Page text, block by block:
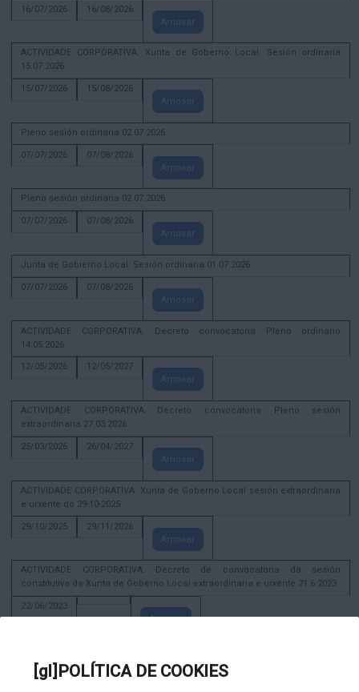
[gl]POLÍTICA DE COOKIES
16/07/2026
16/08/2026
Amosar
ACTIVIDADE CORPORATIVA. Xunta de Goberno Local. Sesión ordinaria
15.07.2026
15/07/2026
15/08/2026
Amosar
Pleno sesión ordinaria 02.07.2026
07/07/2026
07/08/2026
Amosar
Pleno sesión ordinaria 02.07.2026
07/07/2026
07/08/2026
Amosar
Junta de Gobierno Local. Sesión ordinaria 01.07.2026
07/07/2026
07/08/2026
Amosar
ACTIVIDADE CORPORATIVA. Decreto convocatoria Pleno ordinario
14.05.2026
12/05/2026
12/05/2027
Amosar
ACTIVIDADE CORPORATIVA Decreto convocatoria Pleno sesión
extraordinaria 27.03.2026
25/03/2026
26/04/2027
Amosar
ACTIVIDADE CORPORATIVA. Xunta de Goberno Local sesión extraordinaria
e urxente do 29-10-2025
29/10/2025
29/11/2026
Amosar
ACTIVIDADE CORPORATIVA. Decreto de convocatoria da sesión
constitutiva da Xunta de Goberno Local extraordinaria e urxente 21.6.2023
22/06/2023
Amosar
02/08/2022